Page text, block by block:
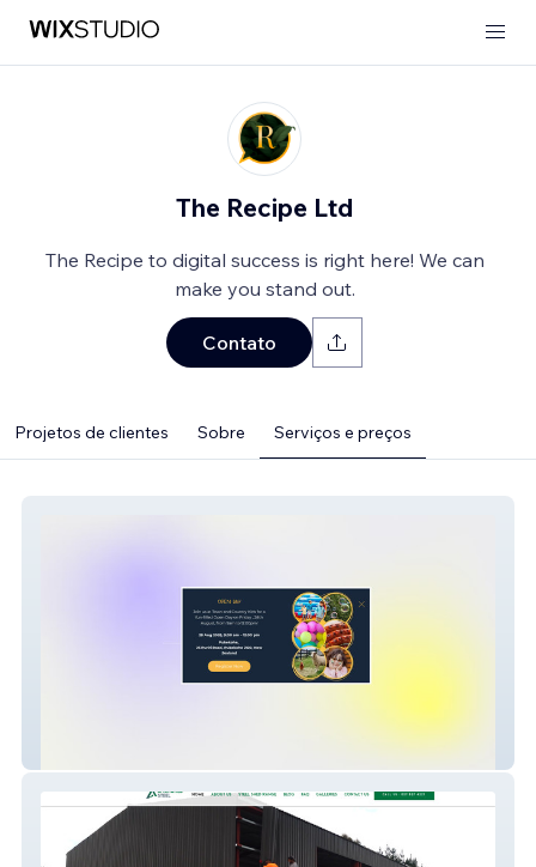
The Recipe Ltd
The Recipe to digital success is right here! We can
make you stand out.
Contato
Projetos de clientes Sobre Serviços e preços